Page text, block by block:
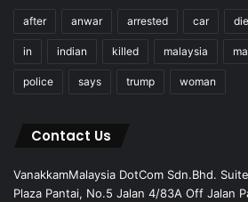
after anwar arrested car
in indian killed malaysia
police says trump woman
Contact Us
VanakkamMalaysia DotCom Sdn.Bhd.
Plaza Pantai, No.5 Jalan 4/83A Off Jalan